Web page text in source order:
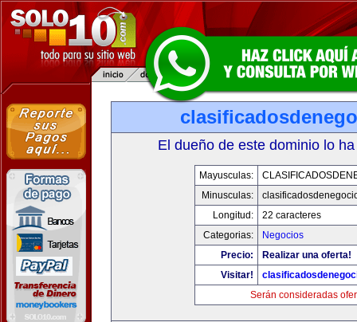
El dueño de este dominio lo
Mayusculas:
Minusculas:
Longitud:
22 caracteres
Categorias:
Negocios
Precio:
Realizar una oferta!
Visitar!
Serán consideradas